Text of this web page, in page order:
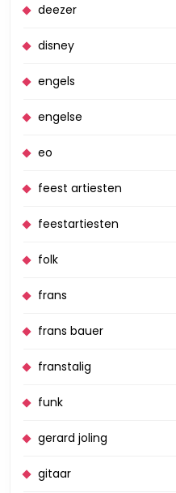
deezer
disney
engels
engelse
eo
feest artiesten
feestartiesten
folk
frans
frans bauer
franstalig
funk
gerard joling
gitaar